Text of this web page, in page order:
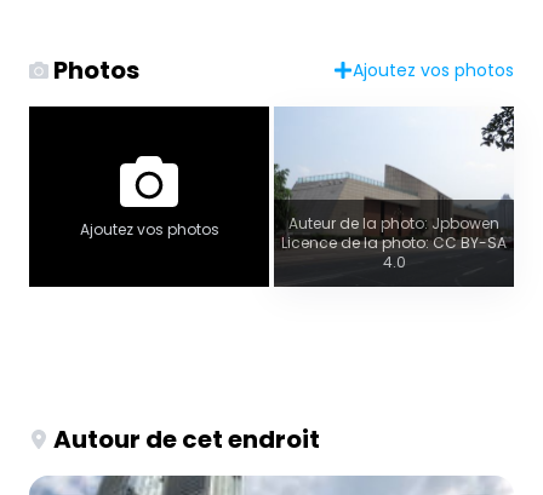
Photos Ajoutez vos photos
Ajoutez vos photos
Auteur de la photo: Jpbowen
Licence de la photo: CC BY-SA
4.0
Autour de cet endroit